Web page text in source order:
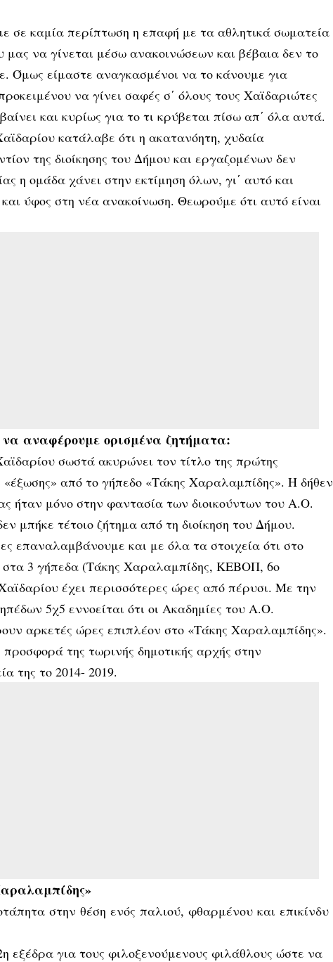
σε καμία περίπτωση η επαφή με τα αθλητικά σωματεία
μας να γίνεται μέσω ανακοινώσεων και βέβαια δεν το
Όμως είμαστε αναγκασμένοι να το κάνουμε για
να γίνει σαφές σ΄ όλους τους Χαϊδαριώτες
και κυρίως για το τι κρύβεται πίσω απ΄ όλα αυτά.
κατάλαβε ότι η ακατανόητη, χυδαία
της διοίκησης του Δήμου και εργαζομένων δεν
η ομάδα χάνει στην εκτίμηση όλων, γι΄ αυτό και
ύφος στη νέα ανακοίνωση. Θεωρούμε ότι αυτό είναι
αναφέρουμε ορισμένα ζητήματα:
σωστά ακυρώνει τον τίτλο της πρώτης
«έξωσης» από το γήπεδο «Τάκης Χαραλαμπίδης». Η δήθεν
ήταν μόνο στην φαντασία των διοικούντων του Α.Ο.
μπήκε τέτοιο ζήτημα από τη διοίκηση του Δήμου.
επαναλαμβάνουμε και με όλα τα στοιχεία ότι στο
3 γήπεδα (Τάκης Χαραλαμπίδης, ΚΕΒΟΠ, 6ο
έχει περισσότερες ώρες από πέρυσι. Με την
5χ5 εννοείται ότι οι Ακαδημίες του Α.Ο.
αρκετές ώρες επιπλέον στο «Τάκης Χαραλαμπίδης».
της τωρινής δημοτικής αρχής στην
της το 2014- 2019.
στην θέση ενός παλιού, φθαρμένου και επικίνδυ
εξέδρα για τους φιλοξενούμενους φιλάθλους ώστε να